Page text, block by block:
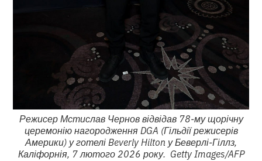
Режисер Мстислав Чернов відвідав 78-му щорічну
церемонію нагородження DGA (Гільдії режисерів
Америки) у готелі Beverly Hilton у Беверлі-Гіллз,
Каліфорнія, 7 лютого 2026 року. Getty Images/AFP